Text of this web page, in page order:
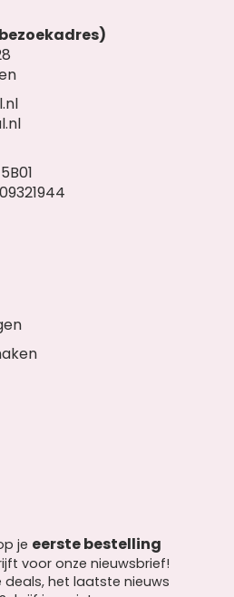
je eerste bestelling
voor onze nieuwsbrief!
deals, het laatste nieuws